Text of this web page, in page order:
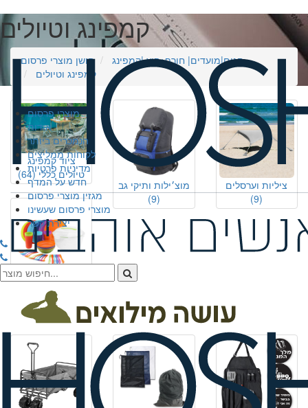
מוצרי פרסום
אודות
הנמכרים ביותר
לקוחות ממליצים
מדיניות פרטיות
חדש על המדף
מגזין מוצרי פרסום
מוצרי פרסום שעשינו
יצירת קשר
קמפינג וטיולים
חושן מוצרי פרסום
חגים|מועדים| חורף+קיץ |קמפינג
קמפינג וטיולים
ציליות וערסלים
(9)
מוצ׳ילות ותיקי גב
(9)
ציוד קמפינג
טיולים כללי (64)
קופסאות אוכל
וכלים רב פעמיים
(23)